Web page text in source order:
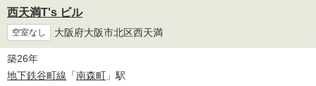
西天満T's ビル
空室なし 大阪府大阪市北区西天満
築26年
地下鉄谷町線 「南森町 」駅